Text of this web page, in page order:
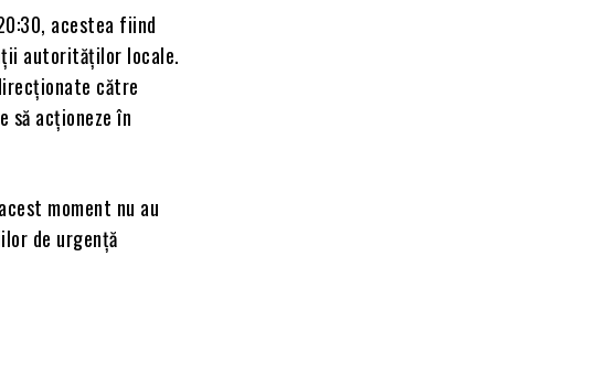
acestea fiind
autorităților locale.
către
să acționeze în
moment nu au
de urgență